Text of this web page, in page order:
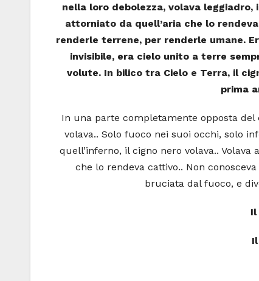
nella loro debolezza, volava
attorniato da quell’aria che lo
renderle terrene, per renderle umane.
invisibile, era cielo unito a terre
volute. In bilico tra Cielo e Terra, il
prima
In una parte completamente opposta
volava.. Solo fuoco nei suoi occhi, solo
quell’inferno, il cigno nero volava..
che lo rendeva cattivo.. Non
bruciata dal fuoco, e
Il